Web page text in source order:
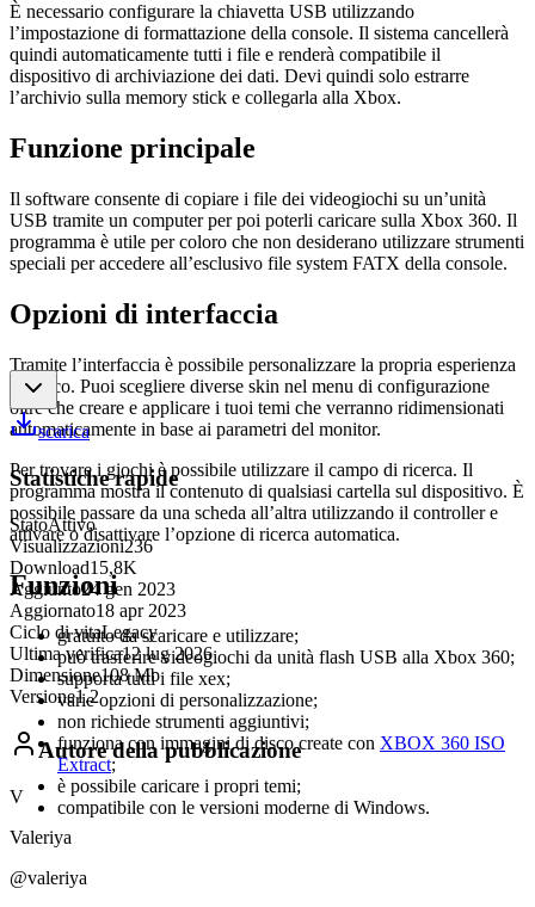
È necessario configurare la chiavetta USB utilizzando
l’impostazione di formattazione della console. Il sistema cancellerà
quindi automaticamente tutti i file e renderà compatibile il
dispositivo di archiviazione dei dati. Devi quindi solo estrarre
l’archivio sulla memory stick e collegarla alla Xbox.
Funzione principale
Il software consente di copiare i file dei videogiochi su un’unità
USB tramite un computer per poi poterli caricare sulla Xbox 360. Il
programma è utile per coloro che non desiderano utilizzare strumenti
speciali per accedere all’esclusivo file system FATX della console.
Opzioni di interfaccia
Tramite l’interfaccia è possibile personalizzare la propria esperienza
di gioco. Puoi scegliere diverse skin nel menu di configurazione
oltre che creare e applicare i tuoi temi che verranno ridimensionati
automaticamente in base ai parametri del monitor.
Per trovare i giochi è possibile utilizzare il campo di ricerca. Il
programma mostra il contenuto di qualsiasi cartella sul dispositivo. È
possibile passare da una scheda all’altra utilizzando il controller e
attivare o disattivare l’opzione di ricerca automatica.
Funzioni
gratuito da scaricare e utilizzare;
può trasferire videogiochi da unità flash USB alla Xbox 360;
supporta tutti i file xex;
varie opzioni di personalizzazione;
non richiede strumenti aggiuntivi;
funziona con immagini di disco create con XBOX 360 ISO
Extract;
è possibile caricare i propri temi;
compatibile con le versioni moderne di Windows.
scarica
Statistiche rapide
StatoAttivo
Visualizzazioni236
Download15,8K
Aggiunto24 gen 2023
Aggiornato18 apr 2023
Ciclo di vitaLegacy
Ultima verifica12 lug 2026
Dimensione108 Mb
Versione1.2
Autore della pubblicazione
V
Valeriya
@valeriya